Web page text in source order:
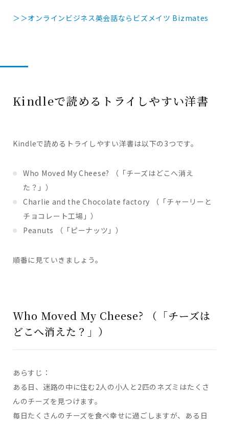
＞＞オンラインビジネス英会話ならビズメイツ Bizmates
Kindleで読めるトライしやすい洋書
Kindleで読めるトライしやすい洋書は以下の3つです。
Who Moved My Cheese? （「チーズはどこへ消え
た？」）
Charlie and the Chocolate factory （「チャーリーと
チョコレート工場」）
Peanuts （「ピーナッツ」）
順番に見ていきましょう。
Who Moved My Cheese? （「チーズは
どこへ消えた？」）
あらすじ：
ある日、迷路の中に住む2人の小人と2匹のネズミはたくさ
んのチーズを見つけます。
毎日たくさんのチーズを食べ幸せに過ごしますが、ある日